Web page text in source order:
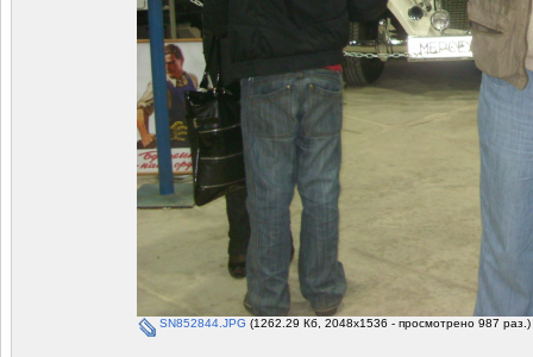
SN852844.JPG (1262.29 Кб, 2048x1536 - просмотрено 987 раз.)